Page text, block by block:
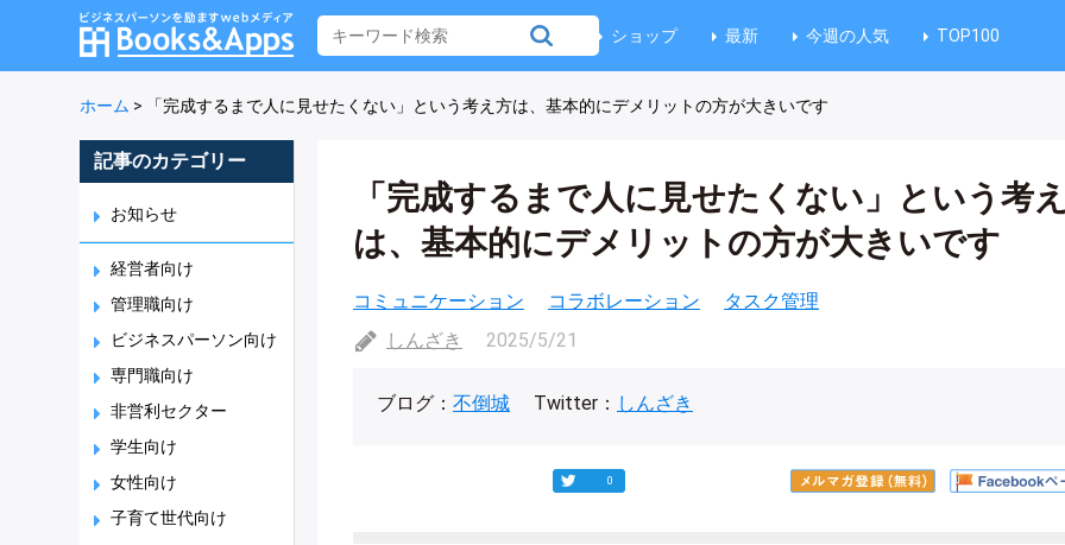
ショップ 最新 今週の人気 TOP100
ホーム > 「完成するまで人に見せたくない」という考え方は、基本的にデメリットの方が大きいです
記事のカテゴリー
お知らせ
経営者向け
管理職向け
ビジネスパーソン向け
専門職向け
非営利セクター
学生向け
女性向け
子育て世代向け
「完成するまで人に見せたくない」という考
は、基本的にデメリットの方が大きいです
コミュニケーション コラボレーション
タスク管理
しんざき
2025/5/21
ブログ： 不倒城 Twitter： しんざき
0